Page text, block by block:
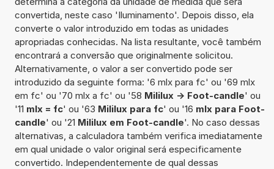
convertida, neste caso 'Iluminamento'. Depois disso, ela
converte o valor introduzido em todas as unidades
apropriadas conhecidas. Na lista resultante, você também
encontrará a conversão que originalmente solicitou.
Alternativamente, o valor a ser convertido pode ser
introduzido da seguinte forma: '6 mlx para fc' ou '69 mlx
em fc' ou '70 mlx a fc' ou '58 Mililux -> Foot-candle' ou
'11 mlx = fc' ou '63 Mililux para fc' ou '16 mlx para Foot-
candle' ou '21 Mililux em Foot-candle'. No caso dessas
alternativas, a calculadora também verifica imediatamente
em qual unidade o valor original será especificamente
convertido. Independentemente de qual dessas